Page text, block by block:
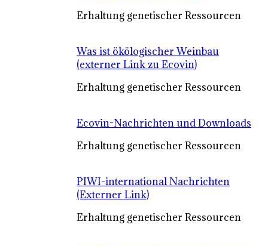
Erhaltung genetischer Ressourcen
Was ist ökölogischer Weinbau
(externer Link zu Ecovin)
Erhaltung genetischer Ressourcen
Ecovin-Nachrichten und Downloads
Erhaltung genetischer Ressourcen
PIWI-international Nachrichten
(Externer Link)
Erhaltung genetischer Ressourcen